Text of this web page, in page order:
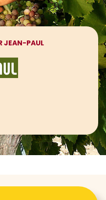
fil d'ariane
JEAN-PAUL